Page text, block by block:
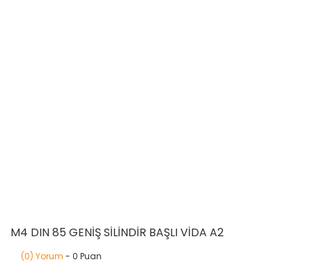
M4 DIN 85 GENİŞ SİLİNDİR BAŞLI VİDA A2
(0) Yorum - 0 Puan